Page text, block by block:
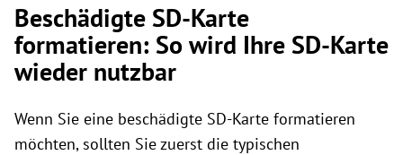
Beschädigte SD-Karte
formatieren: So wird Ihre SD-Karte
wieder nutzbar
Wenn Sie eine beschädigte SD-Karte formatieren
möchten, sollten Sie zuerst die typischen